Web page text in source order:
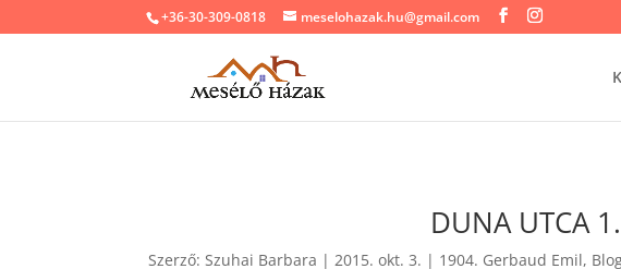
+36-30-309-0818 meselohazak.hu@gmail.com
DUNA UTCA 1.
Szerző: Szuhai Barbara | 2015. okt. 3. | 1904. Gerbaud Emil,